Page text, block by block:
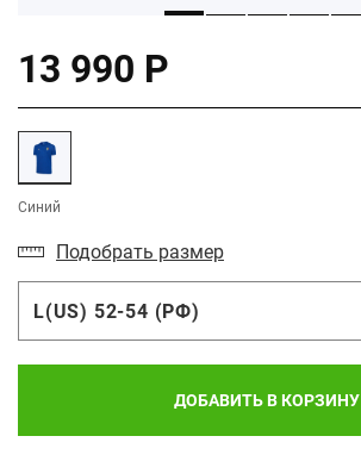
13 990 Р
Синий
Подобрать размер
L(US) 52-54 (РФ)
ДОБАВИТЬ В КОРЗИНУ